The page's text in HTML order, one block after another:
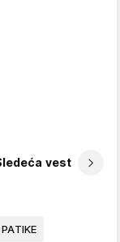
vest
PATIKE